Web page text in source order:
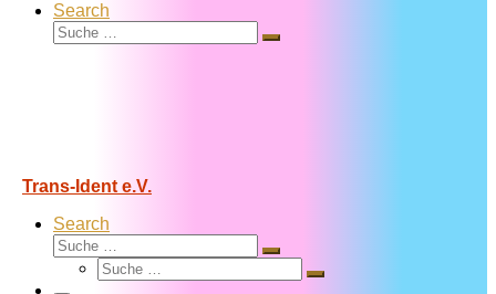
Search
Suche
Suche
Trans-Ident e.V.
Search
Suche
Suche
Suche
Suche